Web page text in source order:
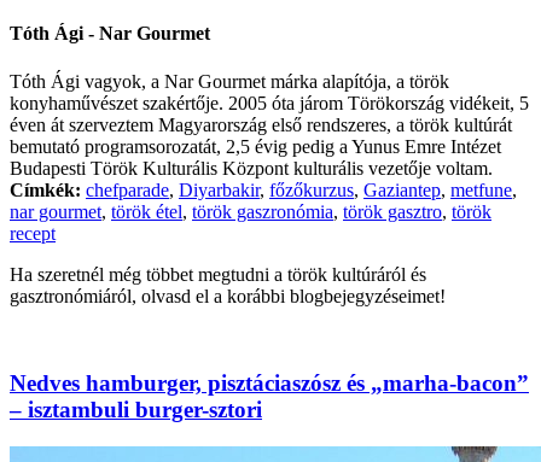
Tóth Ági - Nar Gourmet
Tóth Ági vagyok, a Nar Gourmet márka alapítója, a török
konyhaművészet szakértője. 2005 óta járom Törökország vidékeit, 5
éven át szerveztem Magyarország első rendszeres, a török kultúrát
bemutató programsorozatát, 2,5 évig pedig a Yunus Emre Intézet
Budapesti Török Kulturális Központ kulturális vezetője voltam.
Címkék: chefparade, Diyarbakir, főzőkurzus, Gaziantep, metfune,
nar gourmet, török étel, török gaszronómia, török gasztro, török
recept
Ha szeretnél még többet megtudni a török kultúráról és
gasztronómiáról, olvasd el a korábbi blogbejegyzéseimet!
Nedves hamburger, pisztáciaszósz és „marha-bacon”
– isztambuli burger-sztori